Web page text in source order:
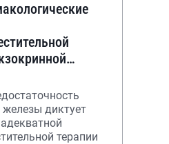
железы
диктует
терапии